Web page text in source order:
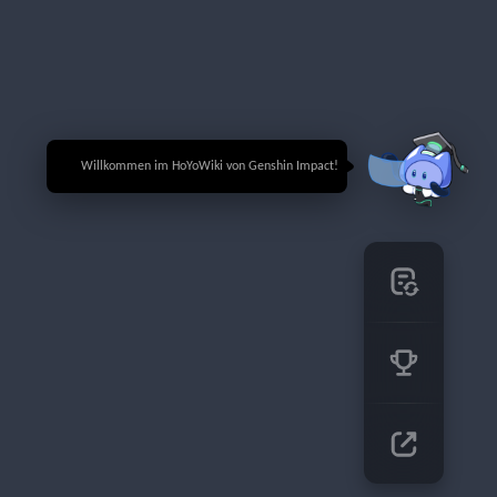
🎉 Willkommen im HoYoWiki von Genshin Impact!